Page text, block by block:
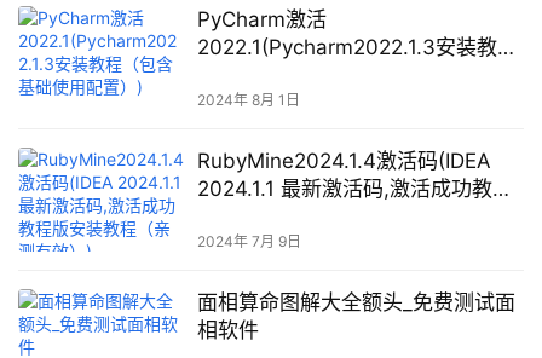
PyCharm激活
2022.1(Pycharm2022.1.3安装教程
2024年 8月 1日
RubyMine2024.1.4激活码(IDEA
2024.1.1 最新激活码,激活成功教程
2024年 7月 9日
面相算命图解大全额头_免费测试面
相软件